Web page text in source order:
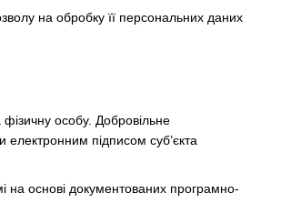
на обробку її персональних даних
особу. Добровільне
підписом суб’єкта
на основі документованих програмно-